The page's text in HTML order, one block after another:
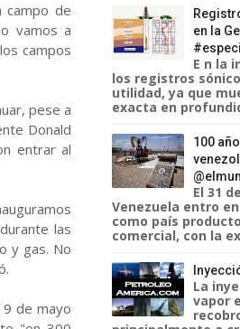
campo de
vamos a
campos
pese a
Donald
entrar al
las
y gas. No
de mayo
en la
E n la
los registros
utilidad, ya que
exacta en
100
El 31
Venezuela entro
como país
comercial, con la
La
vapor